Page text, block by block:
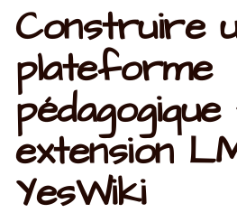
Construire
plateforme
pédagogique
extension
YesWiki